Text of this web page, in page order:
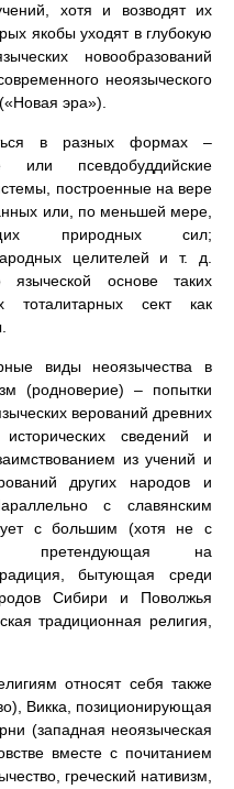
хотя и возводят их
якобы уходят в глубокую
новообразований
неоязыческого
эра»).
в разных формах –
или псевдобуддийские
построенные на вере
или, по меньшей мере,
природных сил;
целителей и т. д.
основе таких
тоталитарных сект как
виды неоязычества в
(родноверие) – попытки
верований древних
сведений и
из учений и
других народов и
с славянским
с большим (хотя не с
претендующая на
бытующая среди
Сибири и Поволжья
традиционная религия,
относят себя также
Викка, позиционирующая
(западная неоязыческая
вместе с почитанием
греческий нативизм,